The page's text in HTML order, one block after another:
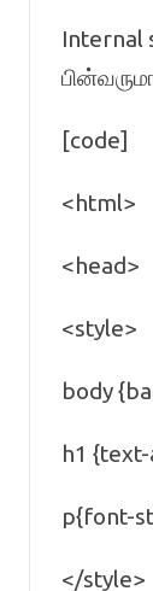
Internal
[code]
<html>
<head>
<style>
body
h1
p{font-
</style>